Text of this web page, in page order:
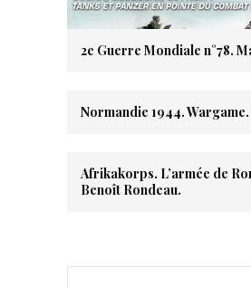
2e Guerre Mondiale n°78.
Normandie 1944. Wargame.
Afrikakorps. L’armée de
Benoît Rondeau.